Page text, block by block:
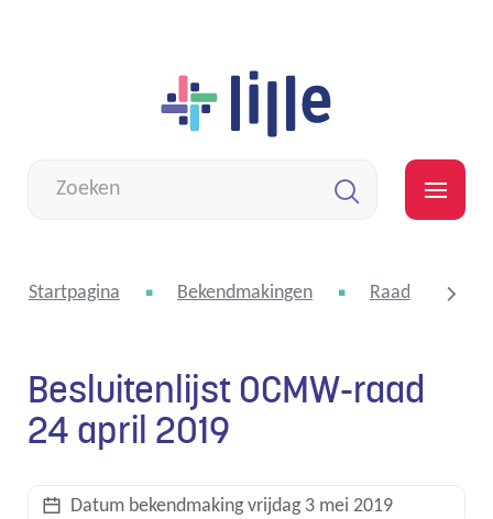
inhoud
zoek
scroll
Startpagina Bekendmakingen Raad voor
Besluitenlijst OCMW-raad
24 april 2019
Datum bekendmakingvrijdag 3 mei 2019